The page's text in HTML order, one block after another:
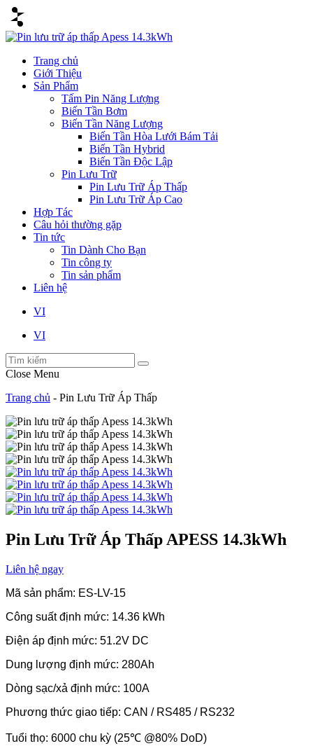
Trang chủ
Giới Thiệu
Sản Phẩm
Tấm Pin Năng Lượng
Biến Tần Bơm
Biến Tần Năng Lượng
Biến Tần Hòa Lưới Bám Tải
Biến Tần Hybrid
Biến Tần Độc Lập
Pin Lưu Trữ
Pin Lưu Trữ Áp Thấp
Pin Lưu Trữ Áp Cao
Hợp Tác
Câu hỏi thường gặp
Tin tức
Tin Dành Cho Bạn
Tin công ty
Tin sản phẩm
Liên hệ
VI
VI
Close Menu
Trang chủ - Pin Lưu Trữ Áp Thấp
Pin Lưu Trữ Áp Thấp APESS 14.3kWh
Liên hệ ngay
Mã sản phẩm: ES-LV-15
Công suất định mức: 14.36 kWh
Điện áp định mức: 51.2V DC
Dung lượng định mức: 280Ah
Dòng sạc/xả định mức: 100A
Phương thức giao tiếp: CAN / RS485 / RS232
Tuổi thọ: 6000 chu kỳ (25℃ @80% DoD)